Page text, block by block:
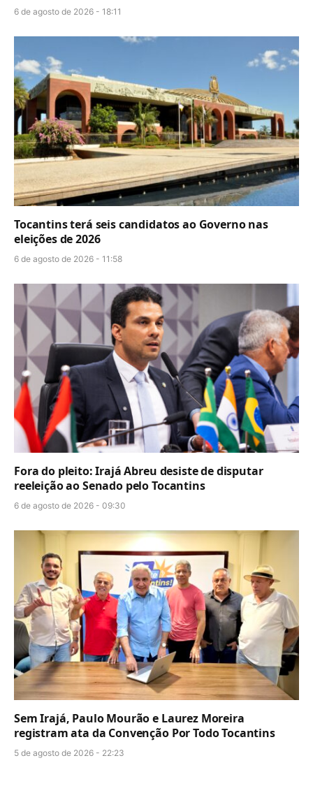
6 de agosto de 2026 - 18:11
Tocantins terá seis candidatos ao Governo nas
eleições de 2026
6 de agosto de 2026 - 11:58
Fora do pleito: Irajá Abreu desiste de disputar
reeleição ao Senado pelo Tocantins
6 de agosto de 2026 - 09:30
Sem Irajá, Paulo Mourão e Laurez Moreira
registram ata da Convenção Por Todo Tocantins
5 de agosto de 2026 - 22:23